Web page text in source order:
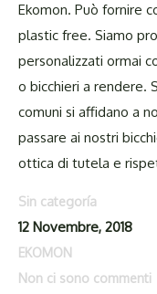
Ekomon. Può fornire
plastic free. Siamo
personalizzati ormai
o bicchieri a rendere.
comuni si affidano a
passare ai nostri
ottica di tutela e
Sin categoría
12 Novembre, 2018
EKOMON
Non ci sono commenti